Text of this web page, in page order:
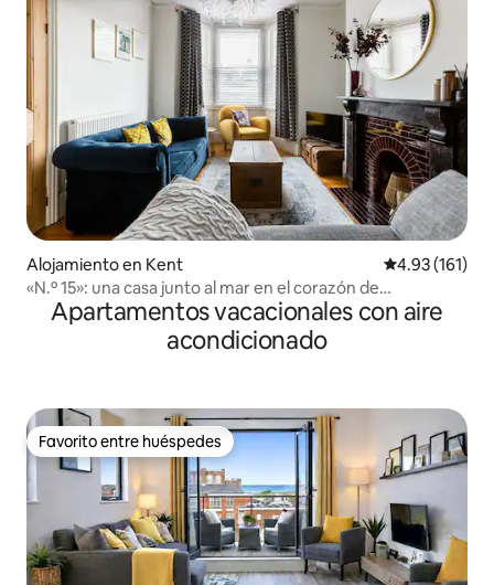
Alojamiento en Kent Calificación
4.93 (161)
«N.º 15»: una casa junto al mar en el corazón de
Broadstairs
Apartamentos vacacionales con aire
acondicionado
Favorito entre huéspedes
Favorito entre huéspedes